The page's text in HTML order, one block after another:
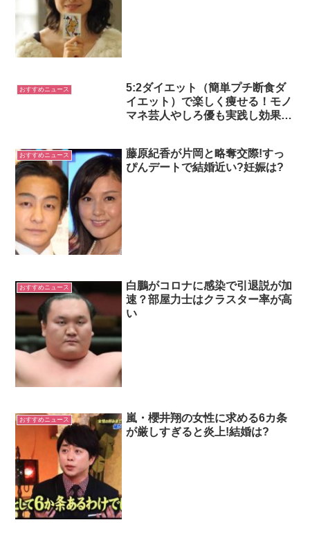
おすすめニュース
5:2ダイエット（簡単プチ断食ダ
イエット）で楽しく痩せる！モノ
マネ芸人やしろ優も実践し効果あ
おすすめニュース
藤原紀香が片岡と略奪交際!すっ
ぴんデートで結婚近い?妊娠は?
おすすめニュース
白鵬がコロナに感染で引退説が加
速？部屋力士はクラスター率が高
い
おすすめニュース
嵐・櫻井翔の女性に求める6カ条
が厳しすぎると炎上!結婚は?